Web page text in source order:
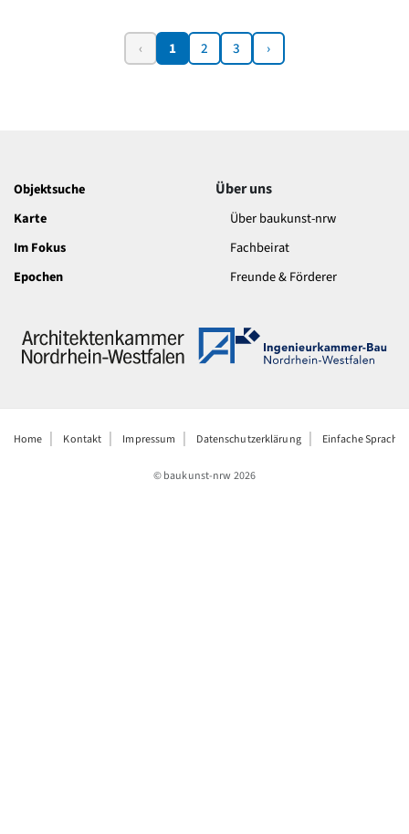
‹ 1 2 3 ›
Objektsuche
Karte
Im Fokus
Epochen
Über uns
Über baukunst-nrw
Fachbeirat
Freunde & Förderer
Home Kontakt Impressum Datenschutzerklärung Einfache Sprache
© baukunst-nrw2026